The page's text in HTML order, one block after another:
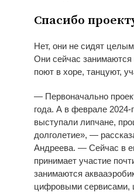
Спасибо
Нет, они не сидят
Они сейчас занимаются
поют в хоре, танцуют,
— Первоначально
года. А в феврале 2024-
выступали липчане,
долголетие», —
Андреева. — Сейчас в
принимает участие
занимаются
цифровыми сервисами,